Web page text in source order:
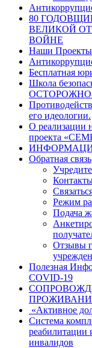
80
ВЕЛИКОЙ
ВОЙНЕ
Наши Проекты
Бесплатная
Школа
его идеологии.
О реализации
проекта
Обратная связь
Режим
Подача
Отзывы
Полезная
COVID-19
«Активное
Система
реабилитации
инвалидов